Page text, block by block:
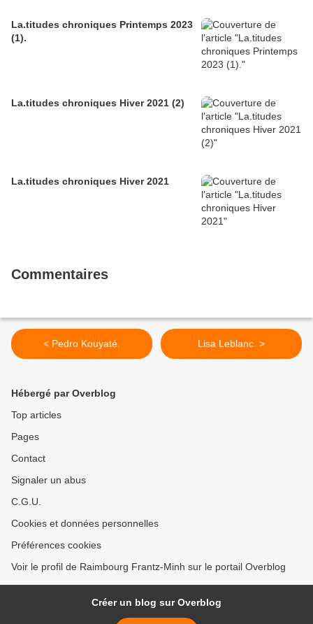
La.titudes chroniques Printemps 2023
(1).
La.titudes chroniques Hiver 2021 (2)
La.titudes chroniques Hiver 2021
Commentaires
< Pedro Kouyaté. Lisa Leblanc. >
Hébergé par Overblog
Top articles
Pages
Contact
Signaler un abus
C.G.U.
Cookies et données personnelles
Préférences cookies
Voir le profil de Raimbourg Frantz-Minh sur le portail Overblog
Créer un blog sur Overblog